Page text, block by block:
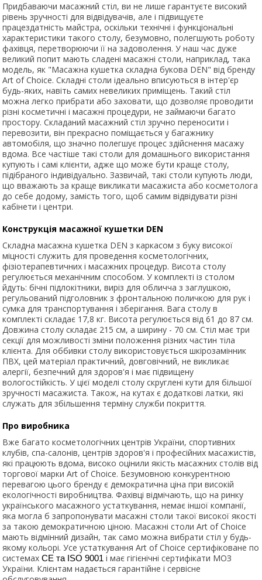
Придбаваючи масажний стіл, ви не лише гарантуєте високий
рівень зручності для відвідувачів, але і підвищуєте
працездатність майстра, оскільки технічні і функціональні
характеристики такого столу, безумовно, полегшують роботу
фахівця, перетворюючи її на задоволення. У наш час дуже
великий попит мають сладені масажні столи, наприклад, така
модель, як "Масажна кушетка складна букова DEN" від бренду
Art of Choice. Складні столи ідеально вписуються в інтер'єр
будь-яких, навіть самих невеликих приміщень. Такий стіл
можна легко прибрати або заховати, що дозволяє проводити
різні косметичні і масажні процедури, не займаючи багато
простору. Складаний масажний стіл зручно переносити і
перевозити, він прекрасно поміщається у багажнику
автомобіля, що значно полегшує процес здійснення масажу
вдома. Все частіше такі столи для домашнього використання
купують і самі клієнти, адже що може бути краще столу,
підібраного індивідуально. Зазвичай, такі столи купують люди,
що вважають за краще викликати масажиста або косметолога
до себе додому, замість того, щоб самим відвідувати різні
кабінети і центри.
Конструкція масажної кушетки DEN
Складна масажна кушетка DEN з каркасом з буку високої
міцності служить для проведення косметологічних,
фізіотерапевтичних і масажних процедур. Висота столу
регулюється механічним способом. У комплекті із столом
йдуть: бічні підлокітники, виріз для обличча з заглушкою,
регульований підголовник з фронтальною поличкою для рук і
сумка для транспортування і зберігання. Вага столу в
комплекті складає 17,8 кг. Висота регулюється від 61 до 87 см.
Довжина столу складає 215 см, а ширину - 70 см. Стіл має три
секції для можливості зміни положення різних частин тіла
клієнта. Для оббивки столу використовується шкірозамінник
ПВХ, цей матеріал практичний, довговічний, не викликає
алергії, безпечний для здоров'я і має підвищену
вологостійкість. У цієї моделі столу скруглені кути для більшої
зручності масажиста. Також, на кутах є додаткові латки, які
служать для збільшення терміну служби покриття.
Про виробника
Вже багато косметологічних центрів України, спортивних
клубів, спа-салонів, центрів здоров'я і професійних масажистів,
які працюють вдома, високо оцінили якість масажних столів від
торгової марки Art of Choice. Безумовною конкурентною
перевагою цього бренду є демократична ціна при високій
екологічності виробництва. Фахівці відмічають, що на ринку
українського масажного устаткування, немає іншої компанії,
яка могла б запропонувати масажні столи такої високої якості
за такою демократичною ціною. Масажні столи Art of Choice
мають відмінний дизайн, так само можна вибрати стіл у будь-
якому кольорі. Усе устаткування Art of Choice сертифіковане по
системахСЕ та ISO 9001 і має гігієнічні сертифікати МОЗ
України. Клієнтам надається гарантійне і сервісне